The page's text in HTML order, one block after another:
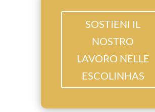
SOSTIENI IL
NOSTRO
LAVORO NELLE
ESCOLINHAS